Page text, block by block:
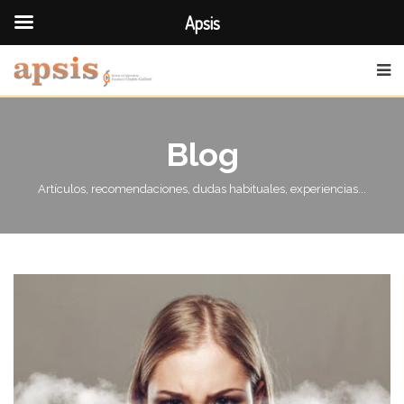
Blog
Artículos, recomendaciones, dudas habituales, experiencias...
Apsis